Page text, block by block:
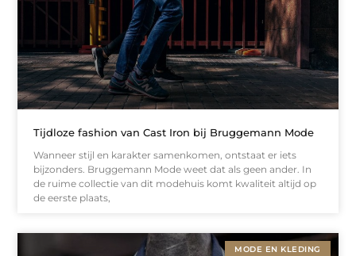
Tijdloze fashion van Cast Iron bij Bruggemann Mode
Wanneer stijl en karakter samenkomen, ontstaat er iets
bijzonders. Bruggemann Mode weet dat als geen ander. In
de ruime collectie van dit modehuis komt kwaliteit altijd op
de eerste plaats,
MODE EN KLEDING